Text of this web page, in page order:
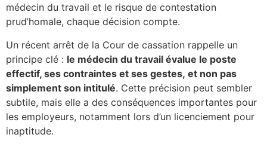
médecin du travail et le risque de contestation
prud’homale, chaque décision compte.
Un récent arrêt de la Cour de cassation rappelle un
principe clé : le médecin du travail évalue le poste
effectif, ses contraintes et ses gestes, et non pas
simplement son intitulé. Cette précision peut sembler
subtile, mais elle a des conséquences importantes pour
les employeurs, notamment lors d’un licenciement pour
inaptitude.